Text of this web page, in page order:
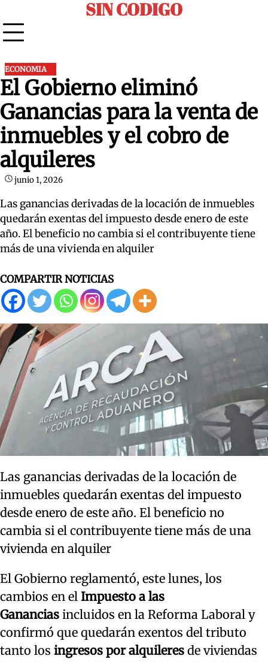
to
content
SIN CODIGO
ECONOMIA
El Gobierno eliminó
Ganancias para la venta de
inmuebles y el cobro de
alquileres
junio 1, 2026
Las ganancias derivadas de la locación de inmuebles
quedarán exentas del impuesto desde enero de este
año. El beneficio no cambia si el contribuyente tiene
más de una vivienda en alquiler
COMPARTIR NOTICIAS
Las ganancias derivadas de la locación de
inmuebles quedarán exentas del impuesto
desde enero de este año. El beneficio no
cambia si el contribuyente tiene más de una
vivienda en alquiler
El Gobierno reglamentó, este lunes, los
cambios en el Impuesto a las
Ganancias incluidos en la Reforma Laboral y
confirmó que quedarán exentos del tributo
tanto los ingresos por alquileres de viviendas